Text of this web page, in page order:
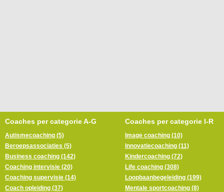
Coaches per categorie A-G
Autismecoaching (5)
Beroepsassociaties (5)
Business coaching (142)
Coaching intervisie (20)
Coaching supervisie (14)
Coach opleiding (37)
Coaches per categorie I-R
Image coaching (10)
Innovatiecoaching (11)
Kindercoaching (72)
Life coaching (308)
Loopbaanbegeleiding (199)
Mentale sportcoaching (8)